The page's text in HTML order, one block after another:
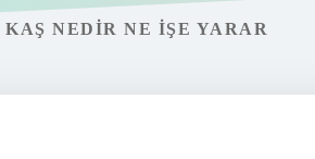
KAŞ NEDIR NE IŞE YARAR